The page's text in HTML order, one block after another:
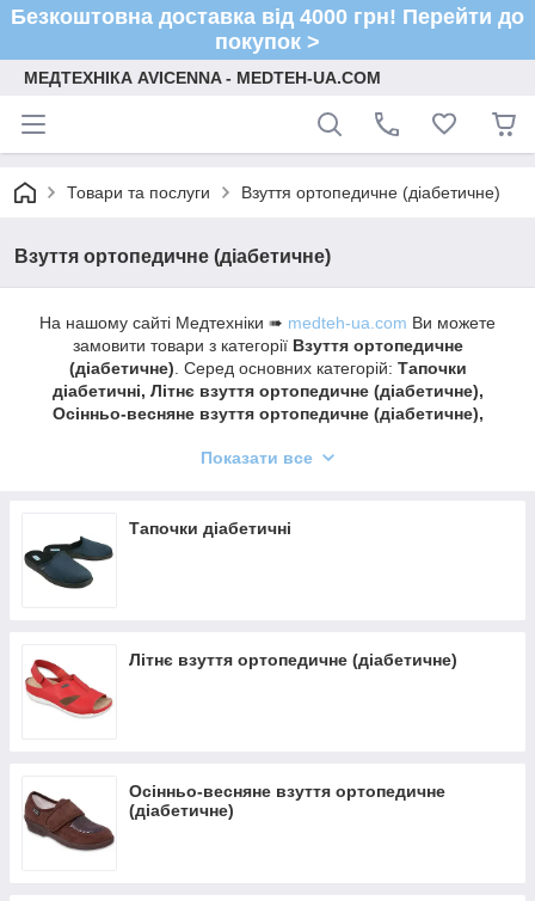
Безкоштовна доставка від 4000 грн! Перейти до
покупок >
МЕДТЕХНІКА AVICENNA - MEDTEH-UA.COM
Товари та послуги Взуття ортопедичне (діабетичне)
Взуття ортопедичне (діабетичне)
На нашому сайті Медтехніки ➠ medteh-ua.com Ви можете
замовити товари з категорії Взуття ортопедичне
(діабетичне) . Серед основних категорій: Тапочки
діабетичні, Літнє взуття ортопедичне (діабетичне),
Осінньо-весняне взуття ортопедичне (діабетичне),
ортопедичне взуття, .
Понад 7 років на ринку ✔ Оплата при отриманні ✔
Показати все
Тапочки діабетичні
Літнє взуття ортопедичне (діабетичне)
Осінньо-весняне взуття ортопедичне
(діабетичне)